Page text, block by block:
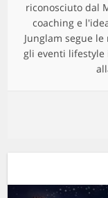
riconosciuto dal
coaching e
Junglam segue
gli eventi